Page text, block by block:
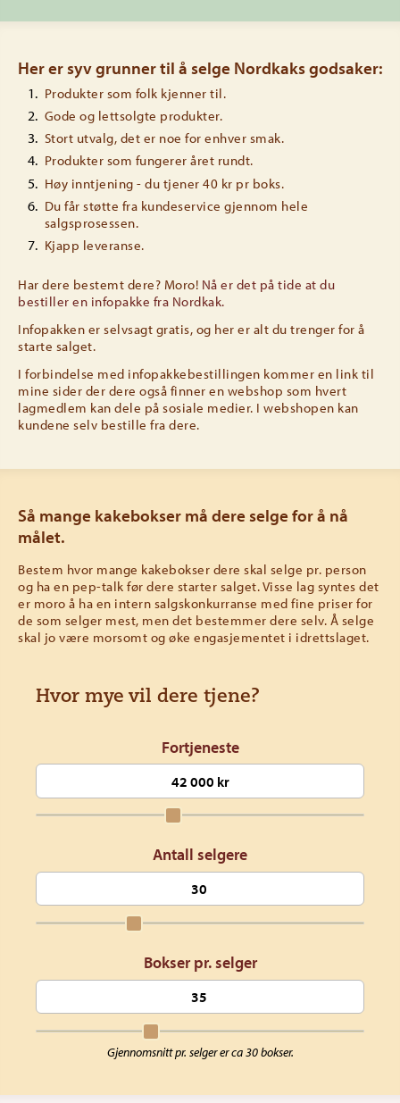
Her er syv grunner til å selge Nordkaks godsaker:
Produkter som folk kjenner til.
Gode og lettsolgte produkter.
Stort utvalg, det er noe for enhver smak.
Produkter som fungerer året rundt.
Høy inntjening - du tjener 40 kr pr boks.
Du får støtte fra kundeservice gjennom hele
salgsprosessen.
Kjapp leveranse.
Har dere bestemt dere? Moro! Nå er det på tide at du
bestiller en infopakke fra Nordkak.
Infopakken er selvsagt gratis, og her er alt du trenger for å
starte salget.
I forbindelse med infopakkebestillingen kommer en link til
mine sider der dere også finner en webshop som hvert
lagmedlem kan dele på sosiale medier. I webshopen kan
kundene selv bestille fra dere.
Så mange kakebokser må dere selge for å nå
målet.
Bestem hvor mange kakebokser dere skal selge pr. person
og ha en pep-talk før dere starter salget. Visse lag syntes det
er moro å ha en intern salgskonkurranse med fine priser for
de som selger mest, men det bestemmer dere selv. Å selge
skal jo være morsomt og øke engasjementet i idrettslaget.
Hvor mye vil dere tjene?
Fortjeneste
Antall selgere
Bokser pr. selger
Gjennomsnitt pr. selger er ca 30 bokser.